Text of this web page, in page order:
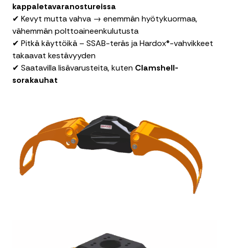
kappaletavaranostureissa
✔ Kevyt mutta vahva → enemmän hyötykuormaa,
vähemmän polttoaineenkulutusta
✔ Pitkä käyttöikä – SSAB-teräs ja Hardox®-vahvikkeet
takaavat kestävyyden
✔ Saatavilla lisävarusteita, kuten Clamshell-
sorakauhat